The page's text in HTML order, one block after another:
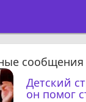
сообщения
Детский
он помог